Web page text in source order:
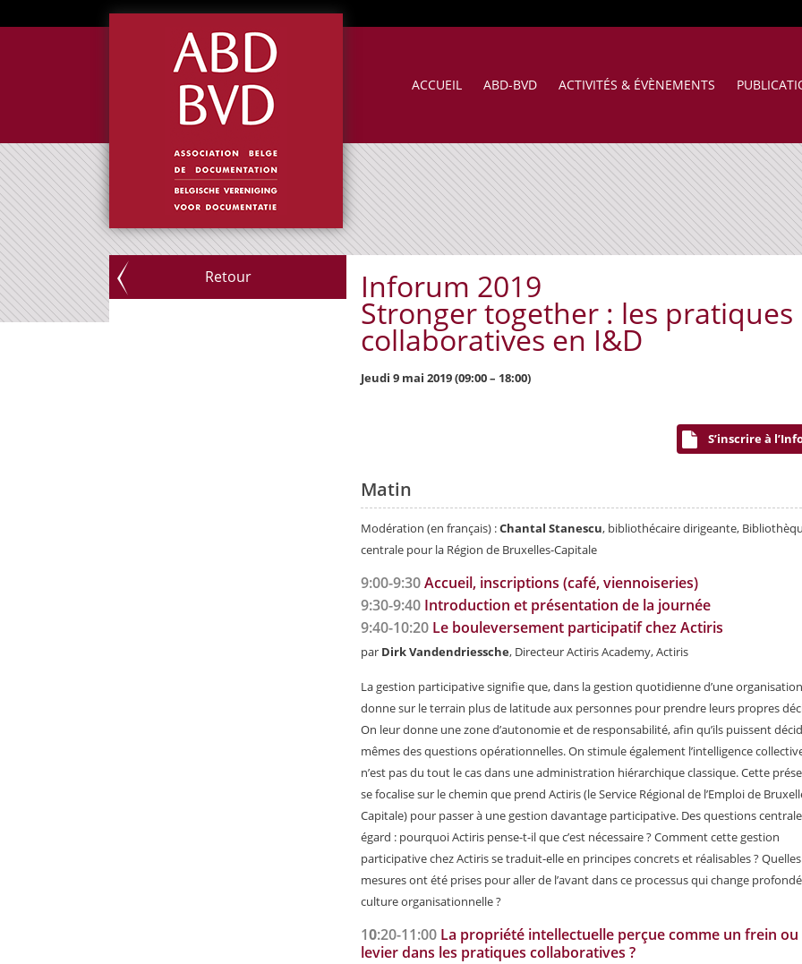
ACCUEIL ABD-BVD ACTIVITÉS & ÉVÈNEMENTS
Retour Inforum 2019
Stronger together : les pratiques
collaboratives en I&D
Jeudi 9 mai 2019 (09:00 – 18:00)
S’inscrire à
Matin
Modération (en français) :Chantal Stanescu, bibliothécaire dirigeante,
centrale pour la Région de Bruxelles-Capitale
9:00-9:30Accueil, inscriptions (café, viennoiseries)
9:30-9:40 Introduction et présentation de la journée
9:40-10:20 Le bouleversement participatif chez Actiris
par Dirk Vandendriessche, Directeur Actiris Academy, Actiris
La gestion participative signifie que, dans la gestion quotidienne d’une
donne sur le terrain plus de latitude aux personnes pour prendre leurs propres
On leur donne une zone d’autonomie et de responsabilité, afin qu’ils puissent
mêmes des questions opérationnelles. On stimule également l’intelligence
n’est pas du tout le cas dans une administration hiérarchique classique. Cette
se focalise sur le chemin que prend Actiris (le Service Régional de l’Emploi de
Capitale) pour passer à une gestion davantage participative. Des questions
égard : pourquoi Actiris pense-t-il que c’est nécessaire ? Comment cette gestion
participative chez Actiris se traduit-elle en principes concrets et réalisables ? Quelles
mesures ont été prises pour aller de l’avant dans ce processus qui change
culture organisationnelle ?
10:20-11:00 La propriété intellectuelle perçue comme un frein ou
levier dans les pratiques collaboratives ?